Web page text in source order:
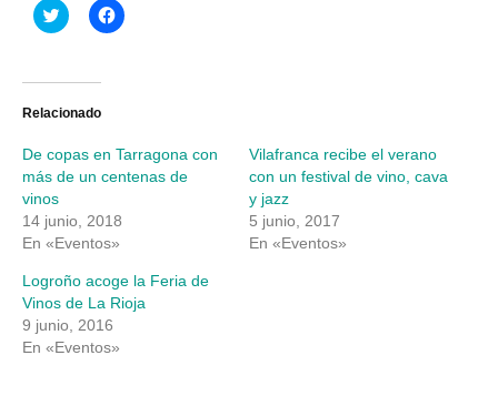
Haz
clic
Twitter
abre
ventana
nueva)
Haz
clic
ventana
nueva)
Relacionado
De copas en Tarragona con
más de un centenas de
vinos
14 junio, 2018
En «Eventos»
Vilafranca recibe el verano
con un festival de vino, cava
y jazz
5 junio, 2017
En «Eventos»
Logroño acoge la Feria de
Vinos de La Rioja
9 junio, 2016
En «Eventos»